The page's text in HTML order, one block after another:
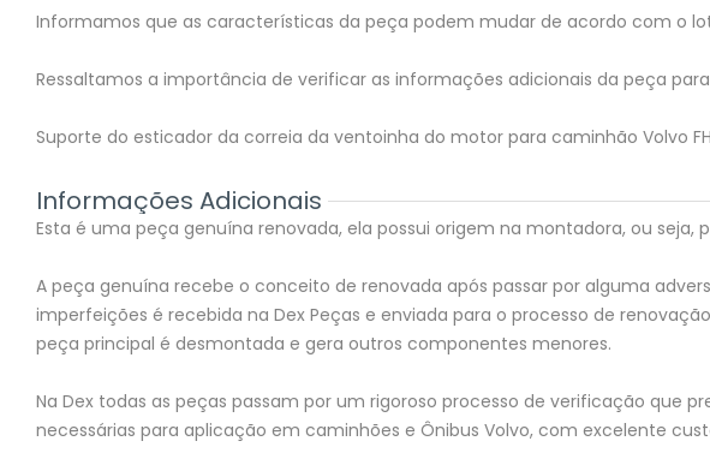
Informamos que as características da peça podem mudar de acordo com o
Ressaltamos a importância de verificar as informações adicionais da peça
Suporte do esticador da correia da ventoinha do motor para caminhão Volvo
Informações Adicionais
Esta é uma peça genuína renovada, ela possui origem na montadora, ou
A peça genuína recebe o conceito de renovada após passar por alguma
imperfeições é recebida na Dex Peças e enviada para o processo de
peça principal é desmontada e gera outros componentes menores.
Na Dex todas as peças passam por um rigoroso processo de verificação que
necessárias para aplicação em caminhões e Ônibus Volvo, com excelente